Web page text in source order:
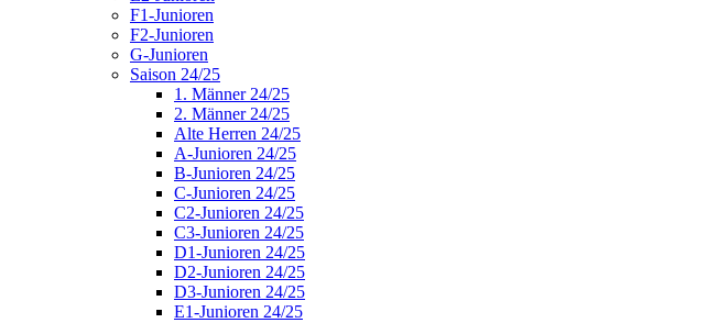
F1-Junioren
F2-Junioren
G-Junioren
Saison 24/25
1. Männer 24/25
2. Männer 24/25
Alte Herren 24/25
A-Junioren 24/25
B-Junioren 24/25
C-Junioren 24/25
C2-Junioren 24/25
C3-Junioren 24/25
D1-Junioren 24/25
D2-Junioren 24/25
D3-Junioren 24/25
E1-Junioren 24/25